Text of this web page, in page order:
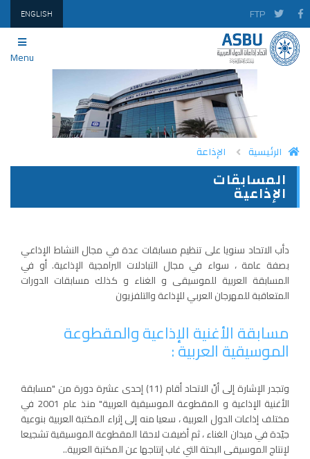
FTP
ENGLISH
Menu
الرئيسية
الإذاعة
المسابقات
الإذاعية
دأب الاتحاد سنويا على تنظيم مسابقات عدة في مجال النشاط الإذاعي
بصفة عامة ، سواء في مجال التبادلات البرامجية الإذاعية. أو في
المسابقة العربية للموسيقى و الغناء و كذلك مسابقات الدورات
المتعاقبة للمهرجان العربي للإذاعة والتلفزيون
مسابقة الأغنية الإذاعية والمقطوعة
الموسيقية العربية :
وتجدر الإشارة إلى أنّ الاتحاد أقام (11) إحدى عشرة دورة من "مسابقة
الأغنية الإذاعية و المقطوعة الموسيقية العربية" منذ عام 2001 في
مختلف إذاعات الدول العربية ، سعيا منه إلى إثراء المكتبة العربية بنوعية
جيّدة في ميدان الغناء ، ثم أضيفت لاحقا المقطوعة الموسيقية تشجيعا
لإنتاج الموسيقى البحتة التي غاب إنتاجها عن المكتبة العربية..